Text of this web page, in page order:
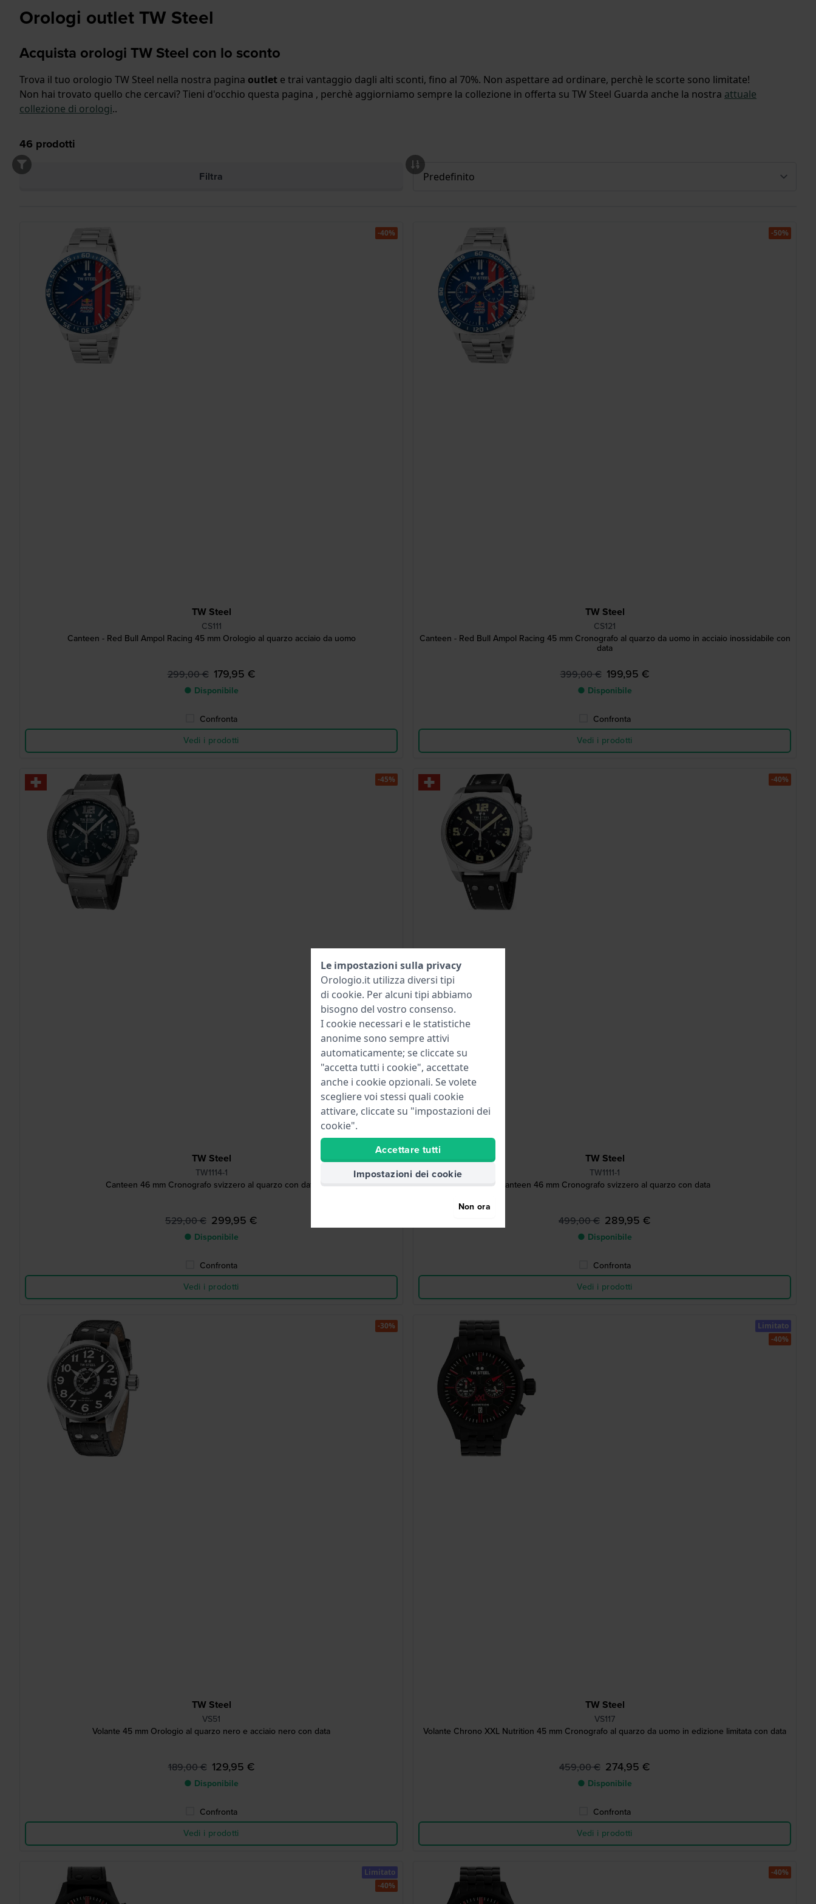
Orologi outlet TW Steel
Acquista orologi TW Steel con lo sconto
Trova il tuo orologio TW Steel nella nostra pagina outlet e trai vantaggio dagli alti sconti, fino al 70%. Non aspettare ad ordinare, perchè le scorte sono limitate!
Non hai trovato quello che cercavi? Tieni d'occhio questa pagina , perchè aggiorniamo sempre la collezione in offerta su TW Steel Guarda anche la nostra attuale
collezione di orologi..
46 prodotti
Filtra
TW Steel
CS111
Canteen - Red Bull Ampol Racing 45 mm Orologio al quarzo acciaio da uomo
299,00 € 179,95 €
● Disponibile
Confronta
Vedi i prodotti
-40%
TW Steel
CS121
Canteen - Red Bull Ampol Racing 45 mm Cronografo al quarzo da uomo in acciaio inossidabile con
data
399,00 € 199,95 €
● Disponibile
Confronta
Vedi i prodotti
-50%
TW Steel
TW1114-1
Canteen 46 mm Cronografo svizzero al quarzo con data
529,00 € 299,95 €
● Disponibile
Confronta
Vedi i prodotti
-45%
TW Steel
TW1111-1
Canteen 46 mm Cronografo svizzero al quarzo con data
499,00 € 289,95 €
● Disponibile
Confronta
Vedi i prodotti
-40%
TW Steel
VS51
Volante 45 mm Orologio al quarzo nero e acciaio nero con data
189,00 € 129,95 €
● Disponibile
Confronta
Vedi i prodotti
-30%
TW Steel
VS117
Volante Chrono XXL Nutrition 45 mm Cronografo al quarzo da uomo in edizione limitata con data
459,00 € 274,95 €
● Disponibile
Confronta
Vedi i prodotti
Limitato
-40%
Limitato
-40%
-40%
Le impostazioni sulla privacy
Orologio.it utilizza diversi tipi
di cookie. Per alcuni tipi abbiamo
bisogno del vostro consenso.
I cookie necessari e le statistiche
anonime sono sempre attivi
automaticamente; se cliccate su
"accetta tutti i cookie", accettate
anche i cookie opzionali. Se volete
scegliere voi stessi quali cookie
attivare, cliccate su "impostazioni dei
cookie".
Accettare tutti
Impostazioni dei cookie
Non ora